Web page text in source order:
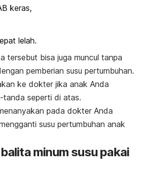
keras,
lelah.
tersebut bisa juga muncul tanpa
pemberian susu pertumbuhan.
ke dokter jika anak Anda
tanda seperti di atas.
pada dokter Anda
susu pertumbuhan anak
minum susu pakai